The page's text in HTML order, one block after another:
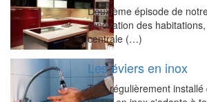
Deuxième épisode de
rénovation des
centrale (…)
Les éviers en inox
Très régulièrement